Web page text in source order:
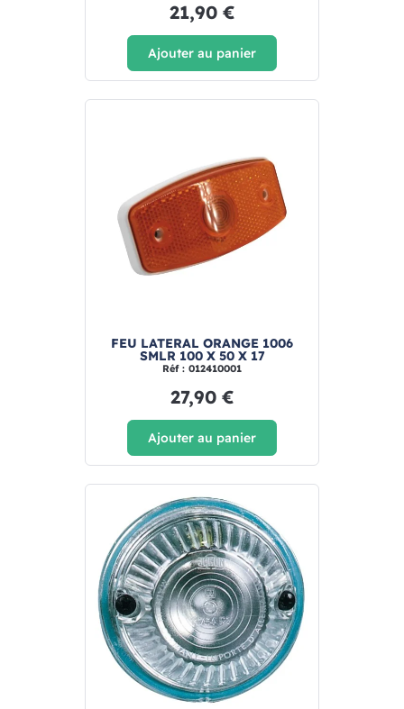
21,90 €
Ajouter au panier
FEU LATERAL ORANGE 1006
SMLR 100 X 50 X 17
Réf : 012410001
27,90 €
Ajouter au panier